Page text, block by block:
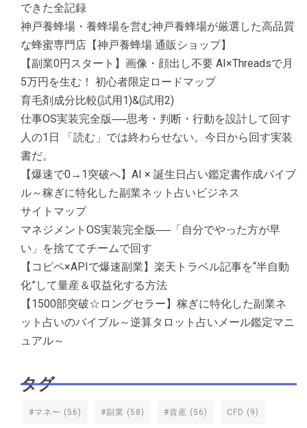
できた全記録
神戸養蜂場・養蜂場を営む神戸養蜂場が厳選した高品質
な蜂蜜専門店【神戸養蜂場 通販ショップ】
【副業0円スタート】画像・顔出し不要 AI×Threadsで月
5万円を生む！ 初心者限定ロードマップ
育毛剤成分比較(試用1)&(試用2)
仕事OS実装完全版──思考・判断・行動を設計して回す
人の1日 「読む」では終わらせない。今日から回す実装
書だ。
【爆速で0→1突破へ】AI × 誕生日占い鑑定書作成バイブ
ル～稼ぎに特化した副業ネット占いビジネス
サイトマップ
マネジメントOS実装完全版──「自分でやった方が早
い」を捨ててチームで回す
【コピペ×APIで爆速副業】楽天トラベル記事を“半自動
化”して量産＆収益化する方法
【1500部突破☆ロングセラー】稼ぎに特化した副業ネ
ット占いのバイブル～逆算タロット占いメール鑑定マニ
ュアル～
タグ
#マネー (56) #副業 (58) #資産 (56) CFD (9)